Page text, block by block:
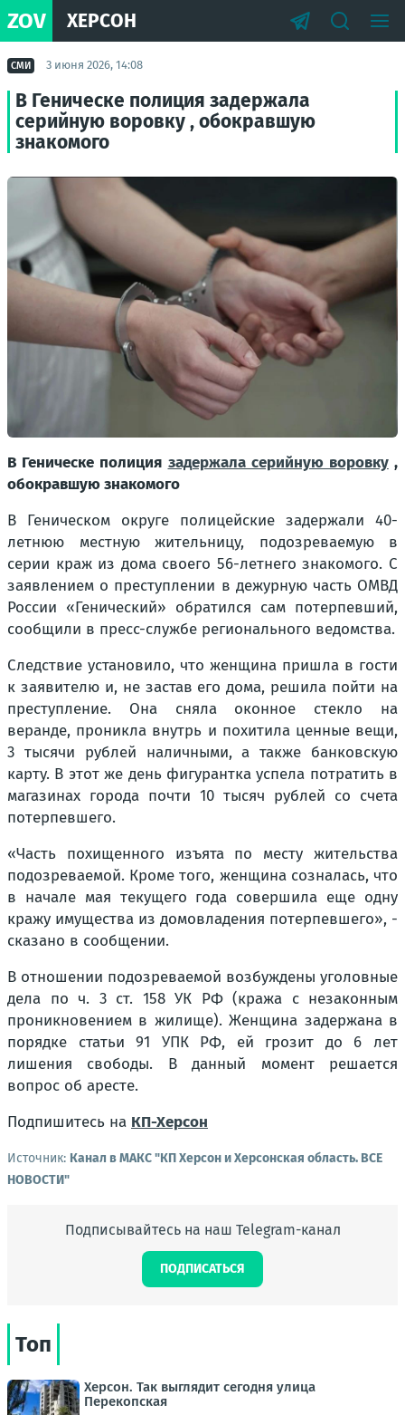
ZOV ХЕРСОН
СМИ 3 июня 2026, 14:08
В Геническе полиция задержала
серийную воровку , обокравшую
знакомого
В Геническе полиция задержала серийную воровку,
обокравшую знакомого
В Геническом округе полицейские задержали 40-
летнюю местную жительницу, подозреваемую в
серии краж из дома своего 56-летнего знакомого. С
заявлением о преступлении в дежурную часть ОМВД
России «Генический» обратился сам потерпевший,
сообщили в пресс-службе регионального ведомства.
Следствие установило, что женщина пришла в гости
к заявителю и, не застав его дома, решила пойти на
преступление. Она сняла оконное стекло на
веранде, проникла внутрь и похитила ценные вещи,
3 тысячи рублей наличными, а также банковскую
карту. В этот же день фигурантка успела потратить в
магазинах города почти 10 тысяч рублей со счета
потерпевшего.
«Часть похищенного изъята по месту жительства
подозреваемой. Кроме того, женщина созналась, что
в начале мая текущего года совершила еще одну
кражу имущества из домовладения потерпевшего», -
сказано в сообщении.
В отношении подозреваемой возбуждены уголовные
дела по ч. 3 ст. 158 УК РФ (кража с незаконным
проникновением в жилище). Женщина задержана в
порядке статьи 91 УПК РФ, ей грозит до 6 лет
лишения свободы. В данный момент решается
вопрос об аресте.
Подпишитесь на КП-Херсон
Источник: Канал в МАКС "КП Херсон и Херсонская область. ВСЕ
НОВОСТИ"
Подписывайтесь на наш Telegram-канал
ПОДПИСАТЬСЯ
Топ
Херсон. Так выглядит сегодня улица
Перекопская